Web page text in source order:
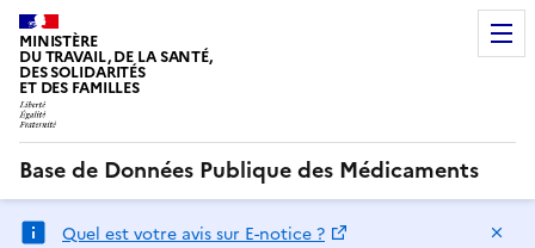
MINISTÈRE
DU TRAVAIL, DE LA SANTÉ,
DES SOLIDARITÉS
ET DES FAMILLES
Base de Données Publique des Médicaments
Quel est votre avis sur E-notice ?